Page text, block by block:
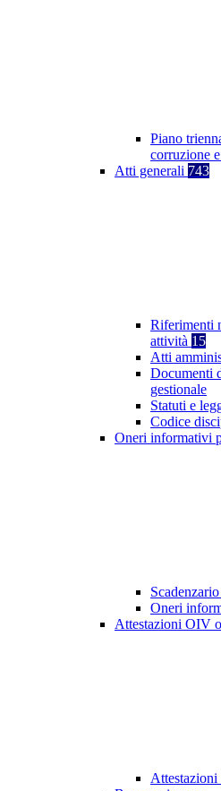
Piano
corruzione
Atti generali 743
Riferimenti
attività 15
Atti
Documenti
gestionale
Statuti e
Codice
Oneri informativi
Oneri
Attestazioni OIV